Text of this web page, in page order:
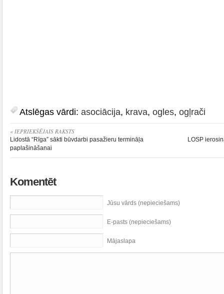
Atslēgas vārdi: asociācija, krava, ogles, ogļrači
« IEPRIEKŠĒJAIS RAKSTS
Lidostā “Rīga” sākti būvdarbi pasažieru termināļa
paplašināšanai
LOSP
Komentēt
Jūsu vārds (nepieciešams)
E-pasts (nepieciešams)
Mājaslapa